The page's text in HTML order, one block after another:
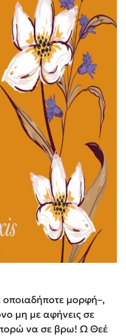
οποιαδήποτε μορφή–,
μη με αφήνεις σε
να σε βρω! Ω Θεέ